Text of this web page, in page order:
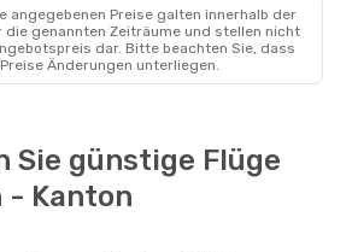
28. Okt.
1 Zwischenstopp
1 Zwischenstopp
26. Sept.
angegebenen Preise galten innerhalb der
die genannten Zeiträume und stellen nicht
dar. Bitte beachten Sie, dass
Änderungen unterliegen.
Sie günstige Flüge
- Kanton